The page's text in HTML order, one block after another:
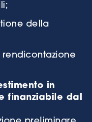
della
in
finanziabile dal